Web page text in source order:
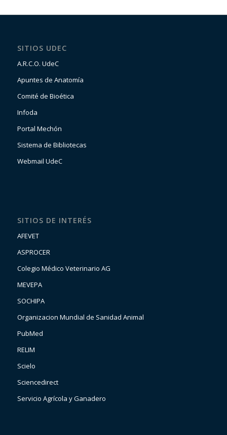
SITIOS UDEC
A.R.C.O. UdeC
Apuntes de Anatomía
Comité de Bioética
Infoda
Portal Mechón
Sistema de Bibliotecas
Webmail UdeC
SITIOS DE INTERÉS
AFEVET
ASPROCER
Colegio Médico Veterinario AG
MEVEPA
SOCHIPA
Organizacion Mundial de Sanidad Animal
PubMed
RELIM
Scielo
Sciencedirect
Servicio Agrícola y Ganadero